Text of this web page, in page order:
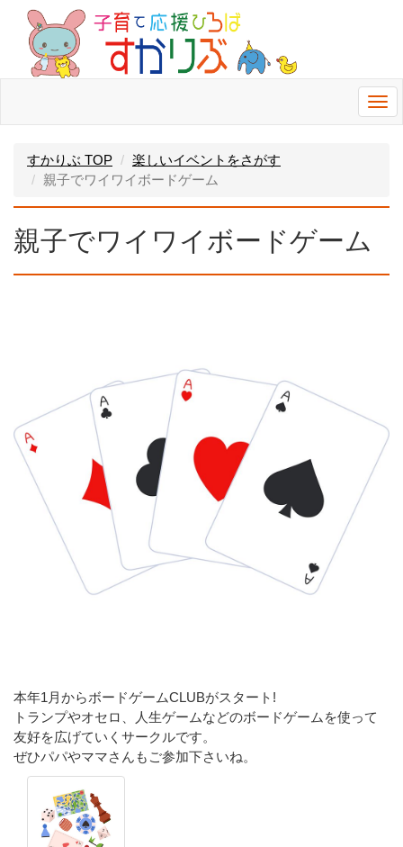
すかりぶ TOP
楽しいイベントをさがす
親子でワイワイボードゲーム
親子でワイワイボードゲーム
本年1月からボードゲームCLUBがスタート!
トランプやオセロ、人生ゲームなどのボードゲームを使って
友好を広げていくサークルです。
ぜひパパやママさんもご参加下さいね。